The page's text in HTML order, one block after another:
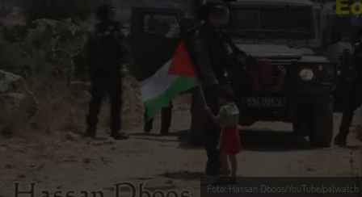
Foto: Hassan Dboos/YouTube/palwatch